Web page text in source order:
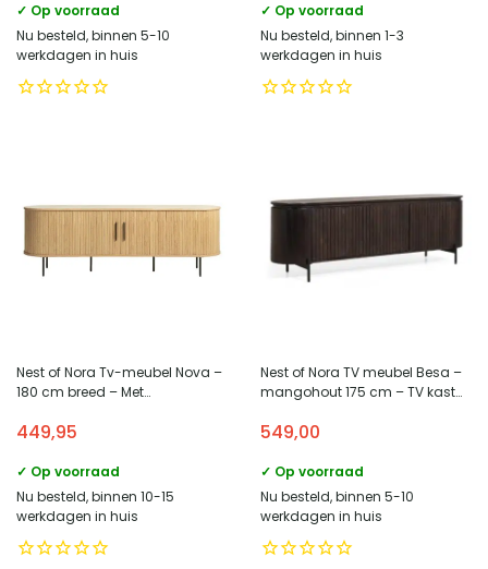
✓ Op voorraad
Nu besteld, binnen 5-10
werkdagen in huis
✓ Op voorraad
Nu besteld, binnen 1-3
werkdagen in huis
Nest of Nora Tv-meubel Nova –
180 cm breed – Met
Naturel
449,95
✓ Op voorraad
Nu besteld, binnen 10-15
werkdagen in huis
Nest of Nora TV meubel Besa –
mangohout 175 cm – TV kast
549,00
✓ Op voorraad
Nu besteld, binnen 5-10
werkdagen in huis